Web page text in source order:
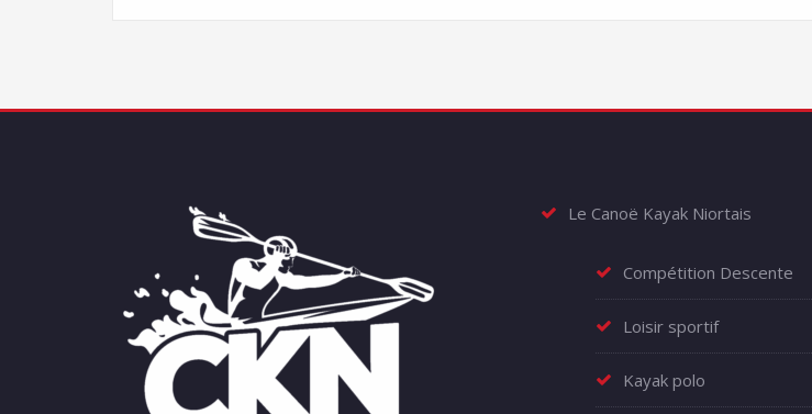
Le Canoë Kayak Niortais
Compétition Descente
Loisir sportif
Kayak polo